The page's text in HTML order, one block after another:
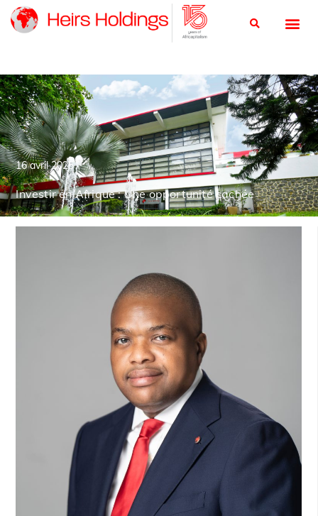
16 avril 2025
Investir en Afrique : Une opportunité cachée